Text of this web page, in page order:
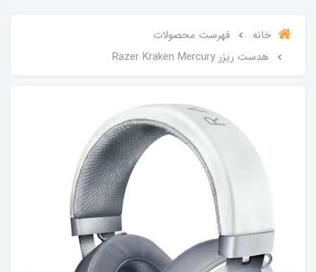
خانه
فهرست محصولات
هدست ریزر Razer Kraken Mercury